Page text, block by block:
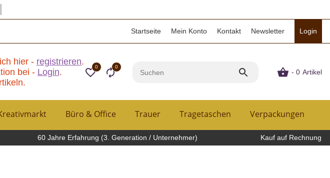
Startseite Mein Konto Kontakt Newsletter Login
hier - registrieren.
bei - Login.
0 0
- 0 Artikel
Büro & Office Trauer Tragetaschen Verpackungen
60 Jahre Erfahrung (3. Generation / Unternehmer) Kauf auf Rechnung